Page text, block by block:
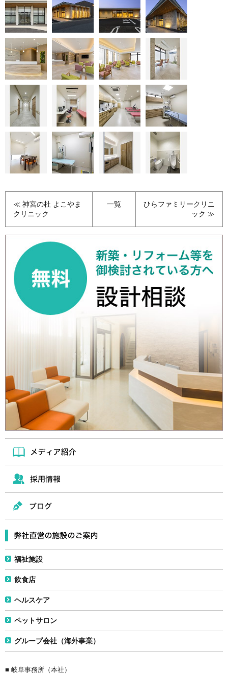
≪ 神宮の杜 よこやま
クリニック
一覧
ひらファミリークリニ
ック ≫
福祉施設
飲食店
ヘルスケア
ペットサロン
グループ会社（海外事業）
■ 岐阜事務所（本社）